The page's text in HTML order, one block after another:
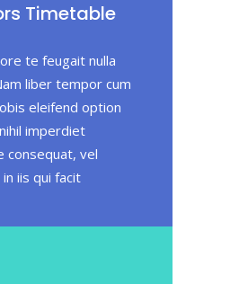
Timetable
te feugait nulla
liber tempor cum
eleifend option
imperdiet
consequat, vel
iis qui facit